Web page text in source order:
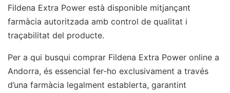
Fildena Extra Power està disponible mitjançant
farmàcia autoritzada amb control de qualitat i
traçabilitat del producte.
Per a qui busqui comprar Fildena Extra Power online a
Andorra, és essencial fer-ho exclusivament a través
d’una farmàcia legalment establerta, garantint